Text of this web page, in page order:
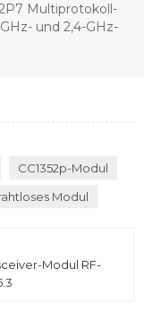
Multiprotokoll-
und 2,4-GHz-
CC1352p-Modul
Modul
Modul RF-